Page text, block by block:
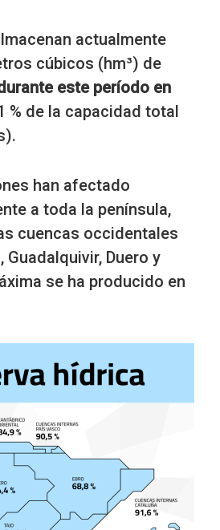
actualmente
cúbicos (hm³) de
este período en
% de la capacidad total
han afectado
a toda la península,
cuencas occidentales
Guadalquivir, Duero y
se ha producido en